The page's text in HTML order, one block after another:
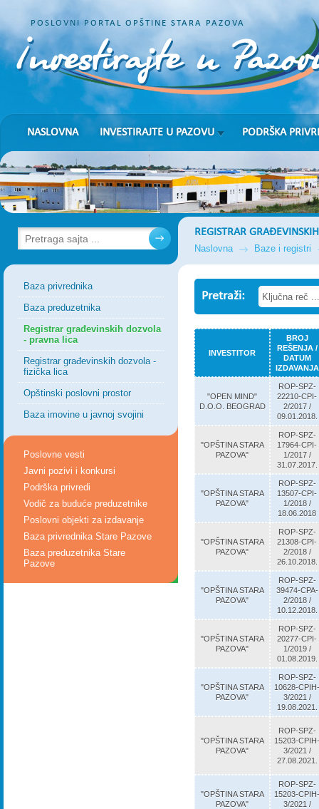
POSLOVNI PORTAL OPŠTINE STARA PAZOVA
NASLOVNA INVESTIRAJTE U PAZOVU PODRŠKA
Baza privrednika
Baza preduzetnika
Registrar građevinskih dozvola
- pravna lica
Registrar građevinskih dozvola -
fizička lica
Opštinski poslovni prostor
Baza imovine u javnoj svojini
Poslovne vesti
Javni pozivi i konkursi
Podrška privredi
Vodič za buduće preduzetnike
Poslovni objekti za izdavanje
Baza privrednika Stare Pazove
Baza preduzetnika Stare
Pazove
REGISTRAR
Naslovna Baze i registri
Pretraži:
INVESTITOR
BROJ
REŠENJA /
DATUM
IZDAVANJA
"OPEN MIND"
D.O.O. BEOGRAD
ROP-SPZ-
22210-CPI-
2/2017 /
09.01.2018.
"OPŠTINA STARA
PAZOVA"
ROP-SPZ-
17964-CPI-
1/2017 /
31.07.2017.
"OPŠTINA STARA
PAZOVA"
ROP-SPZ-
13507-CPI-
1/2018 /
18.06.2018
"OPŠTINA STARA
PAZOVA"
ROP-SPZ-
21308-CPI-
2/2018 /
26.10.2018.
"OPŠTINA STARA
PAZOVA"
ROP-SPZ-
39474-CPA-
2/2018 /
10.12.2018.
"OPŠTINA STARA
PAZOVA"
ROP-SPZ-
20277-CPI-
1/2019 /
01.08.2019.
"OPŠTINA STARA
PAZOVA"
ROP-SPZ-
10628-CPIH-
3/2021 /
19.08.2021.
"OPŠTINA STARA
PAZOVA"
ROP-SPZ-
15203-CPIH-
3/2021 /
27.08.2021.
"OPŠTINA STARA
PAZOVA"
ROP-SPZ-
15203-CPIH-
3/2021 /